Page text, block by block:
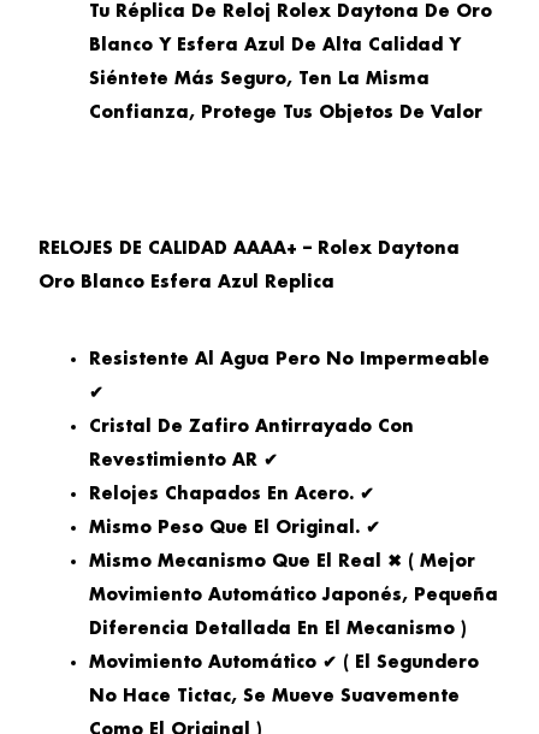
Tu Réplica De Reloj Rolex Daytona De Oro
Blanco Y Esfera Azul De Alta Calidad Y
Siéntete Más Seguro, Ten La Misma
Confianza, Protege Tus Objetos De Valor
RELOJES DE CALIDAD AAAA+ – Rolex Daytona
Oro Blanco Esfera Azul Replica
Resistente Al Agua Pero No Impermeable
✔
Cristal De Zafiro Antirrayado Con
Revestimiento AR ✔
Relojes Chapados En Acero. ✔
Mismo Peso Que El Original. ✔
Mismo Mecanismo Que El Real ✖ ( Mejor
Movimiento Automático Japonés, Pequeña
Diferencia Detallada En El Mecanismo )
Movimiento Automático ✔ ( El Segundero
No Hace Tictac, Se Mueve Suavemente